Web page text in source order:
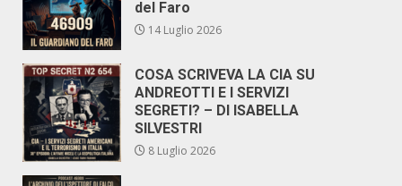
del Faro
14 Luglio 2026
COSA SCRIVEVA LA CIA SU
ANDREOTTI E I SERVIZI
SEGRETI? – DI ISABELLA
SILVESTRI
8 Luglio 2026